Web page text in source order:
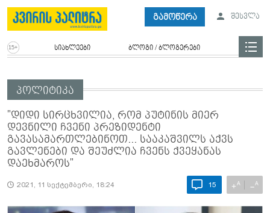
გამოწერა შესვლა
სიახლეები ბლოგი / ბლოგერები
პოლიტიკა
"დიდი სირცხვილია, რომ პუტინის მიერ
დევნილი ჩვენი პრეზიდენტი
გავასამართლებინოთ... სააკაშვილს აქვს
გავლენები და შეუძლია ჩვენს ქვეყანას
დაეხმაროს"
2021, 11 სექტემბერი, 18:24 15 +A −A